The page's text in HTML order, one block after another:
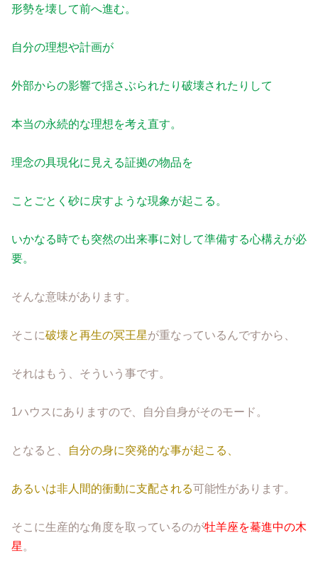
形勢を壊して前へ進む。
自分の理想や計画が
外部からの影響で揺さぶられたり破壊されたりして
本当の永続的な理想を考え直す。
理念の具現化に見える証拠の物品を
ことごとく砂に戻すような現象が起こる。
いかなる時でも突然の出来事に対して準備する心構えが必
要。
そんな意味があります。
そこに破壊と再生の冥王星が重なっているんですから、
それはもう、そういう事です。
1ハウスにありますので、自分自身がそのモード。
となると、 自分の身に突発的な事が起こる、
あるいは非人間的衝動に支配される 可能性があります。
そこに生産的な角度を取っているのが牡羊座を驀進中の木
星。